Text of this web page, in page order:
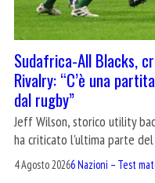
Sudafrica-All Blacks,
Rivalry: “C’è una
dal rugby”
Jeff Wilson, storico utility
ha criticato l'ultima parte
4 Agosto 20266 Nazioni – Test